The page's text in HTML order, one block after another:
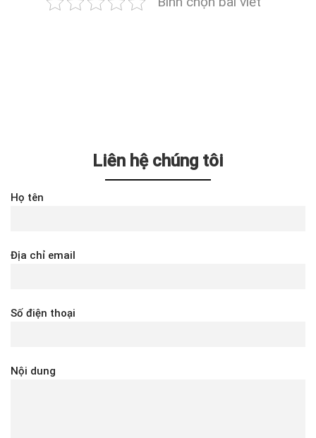
Liên hệ chúng tôi
Họ tên
Địa chỉ email
Số điện thoại
Nội dung